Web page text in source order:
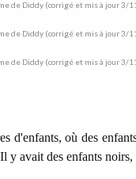
d'enfants, où des
y avait des enfants